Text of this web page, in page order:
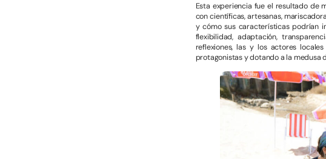
Esta experiencia fue el resultado de
con científicas, artesanas,
y cómo sus características podrían
flexibilidad, adaptación,
reflexiones, las y los actores
protagonistas y dotando a la medusa